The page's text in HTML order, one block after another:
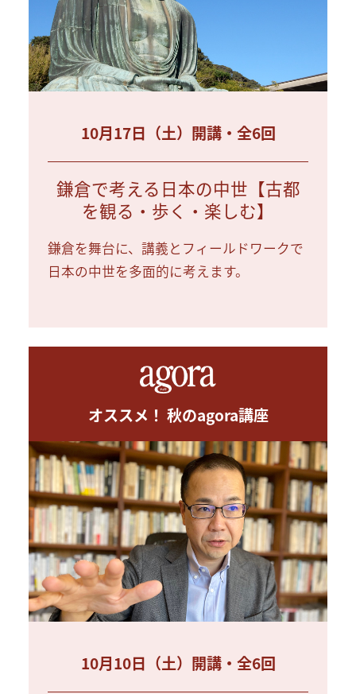
10月17日（土）開講・全6回
鎌倉で考える日本の中世【古都
を観る・歩く・楽しむ】
鎌倉を舞台に、講義とフィールドワークで
日本の中世を多面的に考えます。
オススメ！ 秋のagora講座
10月10日（土）開講・全6回